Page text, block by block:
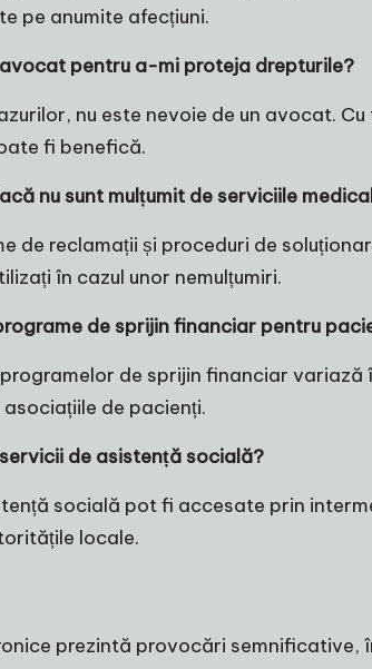
pe anumite afecțiuni.
avocat pentru a-mi proteja drepturile?
nu este nevoie de un avocat.
fi benefică.
nu sunt mulțumit de serviciile
de reclamații și proceduri de
în cazul unor nemulțumiri.
de sprijin financiar pentru
de sprijin financiar
de pacienți.
de asistență socială?
socială pot fi accesate prin
locale.
prezintă provocări